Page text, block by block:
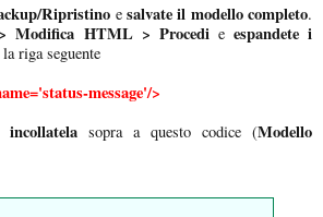
Ripristino esalvate il modello completo.
Modifica HTML > Procedie espandete i
riga seguente
message'/>
incollatela sopra a questo codice (Modello